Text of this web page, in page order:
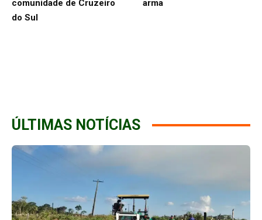
comunidade de Cruzeiro
do Sul
arma
ÚLTIMAS NOTÍCIAS